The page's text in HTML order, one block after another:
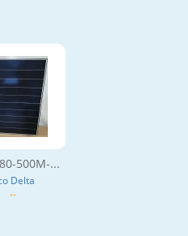
500M-...
Delta
--